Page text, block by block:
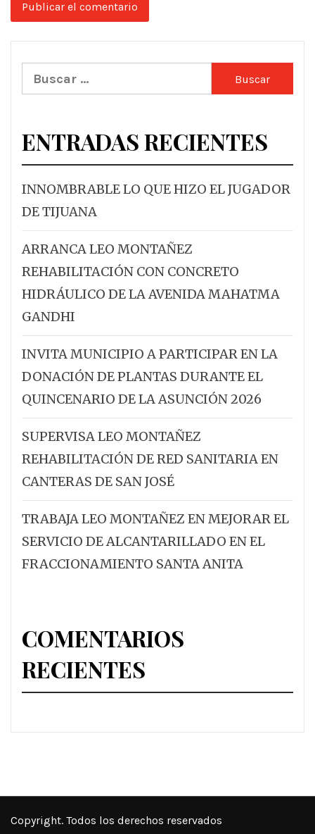
Buscar:
ENTRADAS RECIENTES
INNOMBRABLE LO QUE HIZO EL JUGADOR
DE TIJUANA
ARRANCA LEO MONTAÑEZ
REHABILITACIÓN CON CONCRETO
HIDRÁULICO DE LA AVENIDA MAHATMA
GANDHI
INVITA MUNICIPIO A PARTICIPAR EN LA
DONACIÓN DE PLANTAS DURANTE EL
QUINCENARIO DE LA ASUNCIÓN 2026
SUPERVISA LEO MONTAÑEZ
REHABILITACIÓN DE RED SANITARIA EN
CANTERAS DE SAN JOSÉ
TRABAJA LEO MONTAÑEZ EN MEJORAR EL
SERVICIO DE ALCANTARILLADO EN EL
FRACCIONAMIENTO SANTA ANITA
COMENTARIOS
RECIENTES
Copyright. Todos los derechos reservados